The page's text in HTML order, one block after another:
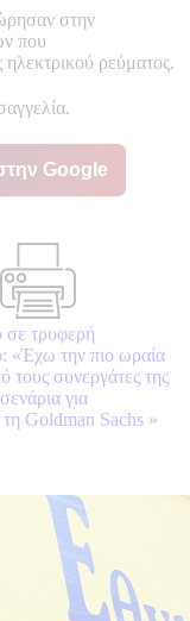
στην
που
ηλεκτρικού ρεύματος.
Google
σε τρυφερή
«Έχω την πιο ωραία
συνεργάτες της
για
τη Goldman Sachs »